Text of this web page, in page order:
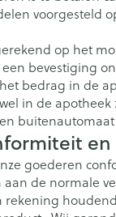
voorgesteld
op het
bevestiging
bedrag in de
in de apotheek
buitenautomaat
goederen
de normale
rekening